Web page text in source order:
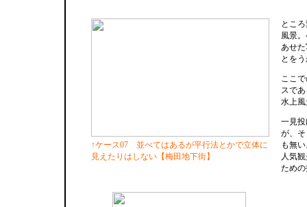
↑ケース07 並べてはあるが平行法とかで立体に
見えたりはしない【梅田地下街】
とこ
風景
あせ
とを
ここ
スで
水上
一見
が、
も無
人気
ため